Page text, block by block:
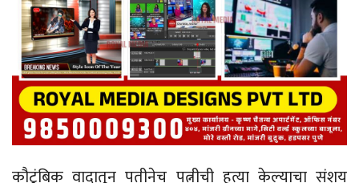
कौटुंबिक वादातून पतीनेच पत्नीची हत्या केल्याचा संशय